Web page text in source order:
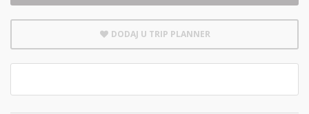
DODAJ U TRIP PLANNER